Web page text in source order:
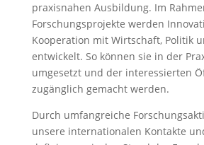
praxisnahen Ausbildung. Im
Forschungsprojekte werden
Kooperation mit Wirtschaft, Politik
entwickelt. So können sie in der
umgesetzt und der interessierten
zugänglich gemacht werden.
Durch umfangreiche
unsere internationalen Kontakte